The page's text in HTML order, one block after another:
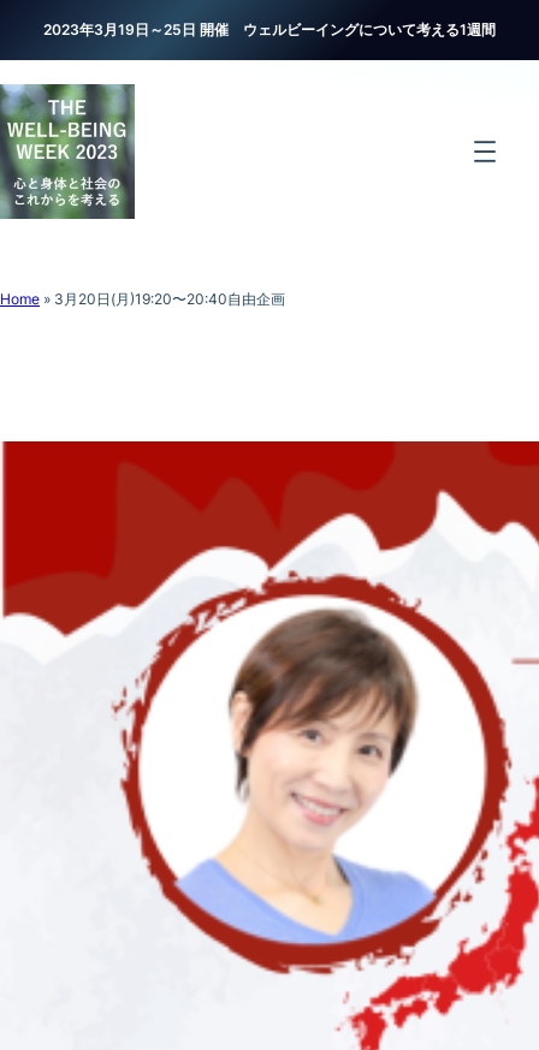
2023年3月19日～25日 開催 ウェルビーイングについて考える1週間
Home » 3月20日(月)19:20〜20:40自由企画